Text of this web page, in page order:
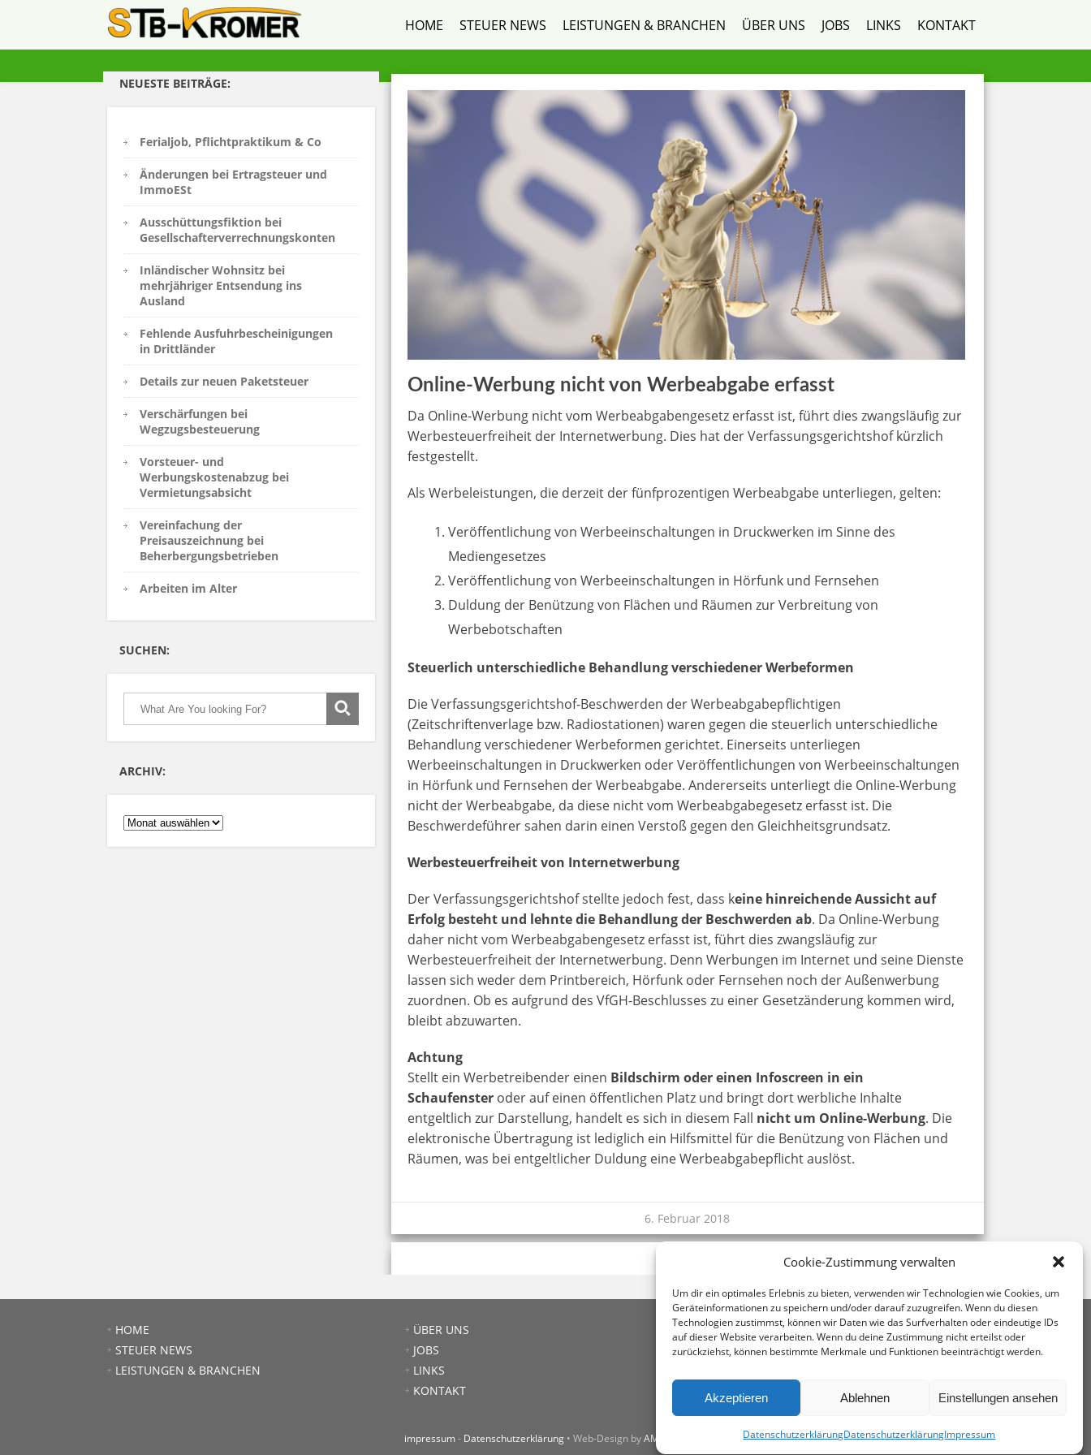
Cookie-Zustimmung verwalten
Um dir ein optimales Erlebnis zu bieten, verwenden wir Technologien wie Cookies, um
Geräteinformationen zu speichern und/oder darauf zuzugreifen. Wenn du diesen
Technologien zustimmst, können wir Daten wie das Surfverhalten oder eindeutige IDs
auf dieser Website verarbeiten. Wenn du deine Zustimmung nicht erteilst oder
zurückziehst, können bestimmte Merkmale und Funktionen beeinträchtigt werden.
Akzeptieren Ablehnen Einstellungen ansehen
DatenschutzerklärungDatenschutzerklärungImpressum
HOME STEUER NEWS LEISTUNGEN & BRANCHEN ÜBER UNS JOBS LINKS KONTAKT
NEUESTE BEITRÄGE:
Ferialjob, Pflichtpraktikum & Co
Änderungen bei Ertragsteuer und
ImmoESt
Ausschüttungsfiktion bei
Gesellschafterverrechnungskonten
Inländischer Wohnsitz bei
mehrjähriger Entsendung ins
Ausland
Fehlende Ausfuhrbescheinigungen
in Drittländer
Details zur neuen Paketsteuer
Verschärfungen bei
Wegzugsbesteuerung
Vorsteuer- und
Werbungskostenabzug bei
Vermietungsabsicht
Vereinfachung der
Preisauszeichnung bei
Beherbergungsbetrieben
Arbeiten im Alter
SUCHEN:
ARCHIV:
ARCHIV:
Online-Werbung nicht von Werbeabgabe erfasst
Da Online-Werbung nicht vom Werbeabgabengesetz erfasst ist, führt dies zwangsläufig zur
Werbesteuerfreiheit der Internetwerbung. Dies hat der Verfassungsgerichtshof kürzlich
festgestellt.
Als Werbeleistungen, die derzeit der fünfprozentigen Werbeabgabe unterliegen, gelten:
Veröffentlichung von Werbeeinschaltungen in Druckwerken im Sinne des
Mediengesetzes
Veröffentlichung von Werbeeinschaltungen in Hörfunk und Fernsehen
Duldung der Benützung von Flächen und Räumen zur Verbreitung von
Werbebotschaften
Steuerlich unterschiedliche Behandlung verschiedener Werbeformen
Die Verfassungsgerichtshof-Beschwerden der Werbeabgabepflichtigen
(Zeitschriftenverlage bzw. Radiostationen) waren gegen die steuerlich unterschiedliche
Behandlung verschiedener Werbeformen gerichtet. Einerseits unterliegen
Werbeeinschaltungen in Druckwerken oder Veröffentlichungen von Werbeeinschaltungen
in Hörfunk und Fernsehen der Werbeabgabe. Andererseits unterliegt die Online-Werbung
nicht der Werbeabgabe, da diese nicht vom Werbeabgabegesetz erfasst ist. Die
Beschwerdeführer sahen darin einen Verstoß gegen den Gleichheitsgrundsatz.
Werbesteuerfreiheit von Internetwerbung
Der Verfassungsgerichtshof stellte jedoch fest, dass keine hinreichende Aussicht auf
Erfolg besteht und lehnte die Behandlung der Beschwerden ab. Da Online-Werbung
daher nicht vom Werbeabgabengesetz erfasst ist, führt dies zwangsläufig zur
Werbesteuerfreiheit der Internetwerbung. Denn Werbungen im Internet und seine Dienste
lassen sich weder dem Printbereich, Hörfunk oder Fernsehen noch der Außenwerbung
zuordnen. Ob es aufgrund des VfGH-Beschlusses zu einer Gesetzänderung kommen wird,
bleibt abzuwarten.
Achtung
Stellt ein Werbetreibender einen Bildschirm oder einen Infoscreen in ein
Schaufenster oder auf einen öffentlichen Platz und bringt dort werbliche Inhalte
entgeltlich zur Darstellung, handelt es sich in diesem Fall nicht um Online-Werbung. Die
elektronische Übertragung ist lediglich ein Hilfsmittel für die Benützung von Flächen und
Räumen, was bei entgeltlicher Duldung eine Werbeabgabepflicht auslöst.
6. Februar 2018
HOME
STEUER NEWS
LEISTUNGEN & BRANCHEN
ÜBER UNS
JOBS
LINKS
KONTAKT
Steuerberatung Mag. Andrea Kromer
1030 Wien, Untere Viaduktgasse 53
E:
office@stb-kromer.at
impressum- Datenschutzerklärung • Web-Design byAMEKOM